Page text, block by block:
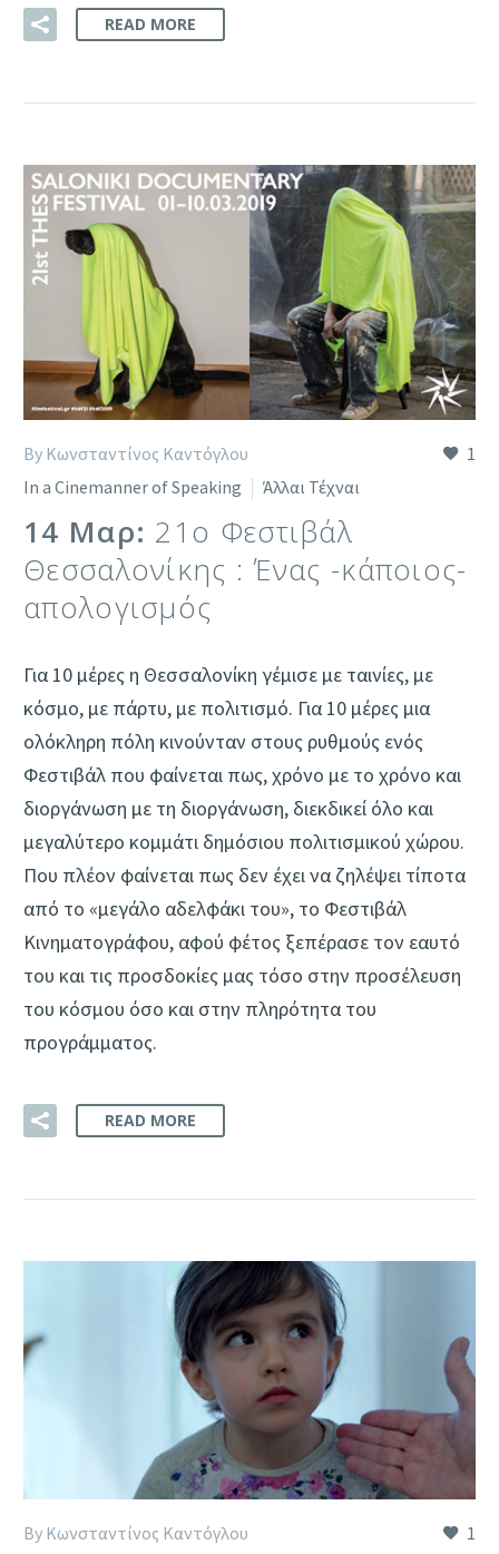
READ MORE
1
By Κωνσταντίνος Καντόγλου
In a Cinemanner of Speaking
Άλλαι Τέχναι
14 Μαρ: 21o Φεστιβάλ
Θεσσαλονίκης : Ένας -κάποιος-
απολογισμός
Για 10 μέρες η Θεσσαλονίκη γέμισε με ταινίες, με
κόσμο, με πάρτυ, με πολιτισμό. Για 10 μέρες μια
ολόκληρη πόλη κινούνταν στους ρυθμούς ενός
Φεστιβάλ που φαίνεται πως, χρόνο με το χρόνο και
διοργάνωση με τη διοργάνωση, διεκδικεί όλο και
μεγαλύτερο κομμάτι δημόσιου πολιτισμικού χώρου.
Που πλέον φαίνεται πως δεν έχει να ζηλέψει τίποτα
από το «μεγάλο αδελφάκι του», το Φεστιβάλ
Κινηματογράφου, αφού φέτος ξεπέρασε τον εαυτό
του και τις προσδοκίες μας τόσο στην προσέλευση
του κόσμου όσο και στην πληρότητα του
προγράμματος.
READ MORE
1
By Κωνσταντίνος Καντόγλου